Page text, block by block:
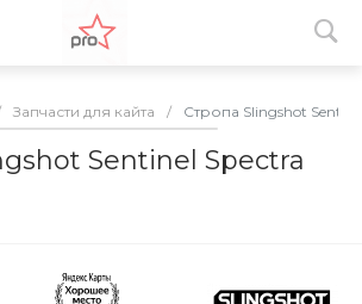
Запчасти для кайта / Стропа Slingshot
Sentinel Spectra